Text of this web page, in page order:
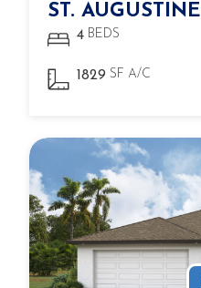
ST. AUGUSTINE
4 BEDS
1829 SF A/C